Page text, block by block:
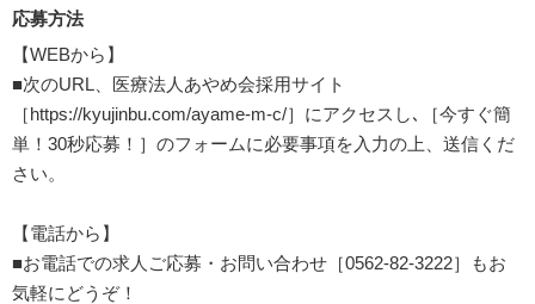
応募方法
【WEBから】
■次のURL、医療法人あやめ会採用サイト
［https://kyujinbu.com/ayame-m-c/］にアクセスし､［今すぐ簡
単！30秒応募！］のフォームに必要事項を入力の上、送信くだ
さい。
【電話から】
■お電話での求人ご応募・お問い合わせ［0562-82-3222］もお
気軽にどうぞ！